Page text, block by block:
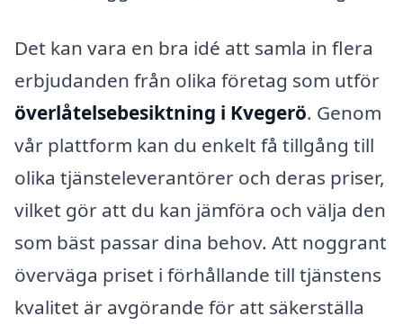
Det kan vara en bra idé att samla in flera
erbjudanden från olika företag som utför
överlåtelsebesiktning i Kvegerö. Genom
vår plattform kan du enkelt få tillgång till
olika tjänsteleverantörer och deras priser,
vilket gör att du kan jämföra och välja den
som bäst passar dina behov. Att noggrant
överväga priset i förhållande till tjänstens
kvalitet är avgörande för att säkerställa